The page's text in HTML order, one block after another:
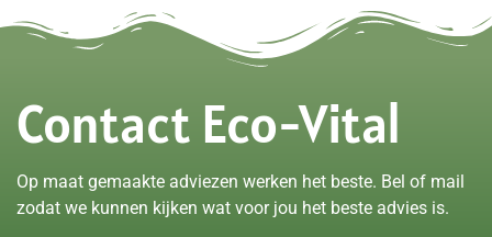
Contact Eco-Vital
Op maat gemaakte adviezen werken het beste. Bel of mail
zodat we kunnen kijken wat voor jou het beste advies is.